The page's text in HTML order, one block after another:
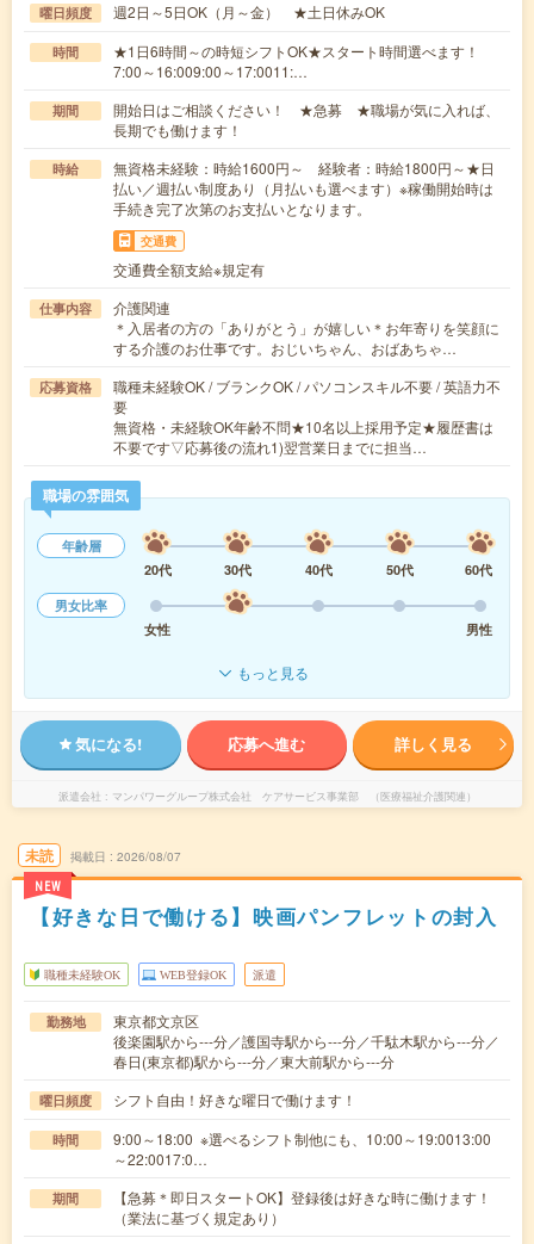
曜日頻度 週2日～5日OK（月～金） ★土日休みOK
時間
★1日6時間～の時短シフトOK★スタート時間選べます！
7:00～16:009:00～17:0011:…
期間
開始日はご相談ください！ ★急募 ★職場が気に入れば、
長期でも働けます！
時給
無資格未経験：時給1600円～ 経験者：時給1800円～★日
払い／週払い制度あり（月払いも選べます）※稼働開始時は
手続き完了次第のお支払いとなります。
交通費
交通費全額支給※規定有
仕事内容
介護関連
＊入居者の方の「ありがとう」が嬉しい＊お年寄りを笑顔に
する介護のお仕事です。おじいちゃん、おばあちゃ…
応募資格
職種未経験OK / ブランクOK / パソコンスキル不要 / 英語力不
要
無資格・未経験OK年齢不問★10名以上採用予定★履歴書は
不要です▽応募後の流れ1)翌営業日までに担当…
職場の雰囲気
年齢層
20代
30代 40代 50代
60代
男女比率
女性
男性
もっと見る
気になる! 応募へ進む 詳しく見る
派遣会社 マンパワーグループ株式会社 ケアサービス事業部 （医療福祉介護関連）
未読
NEW
掲載日 2026/08/07
【好きな日で働ける】映画パンフレットの封入
職種未経験OK WEB登録OK 派遣
勤務地
東京都文京区
後楽園駅から---分／護国寺駅から---分／千駄木駅から---分／
春日(東京都)駅から---分／東大前駅から---分
曜日頻度 シフト自由！好きな曜日で働けます！
時間
9:00～18:00 ※選べるシフト制他にも、10:00～19:0013:00
～22:0017:0…
期間
【急募＊即日スタートOK】登録後は好きな時に働けます！
（業法に基づく規定あり）